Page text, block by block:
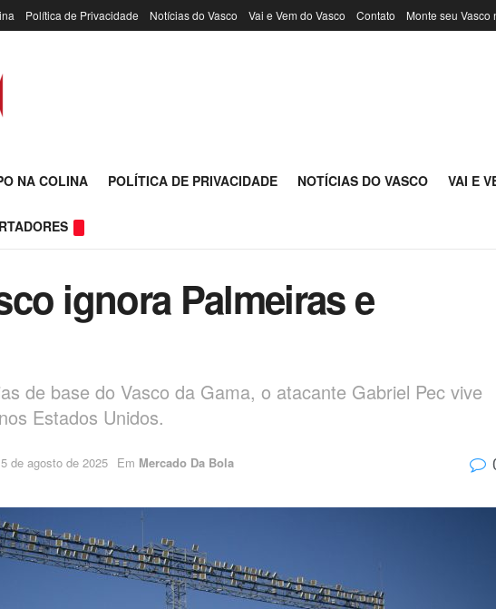
Política de Privacidade Notícias do Vasco Vai e Vem do Vasco Contato Monte seu
NA COLINA POLÍTICA DE PRIVACIDADE NOTÍCIAS DO VASCO VAI E
ignora Palmeiras e
de base do Vasco da Gama, o atacante Gabriel Pec vive
Estados Unidos.
5 de agosto de 2025 Em Mercado Da Bola